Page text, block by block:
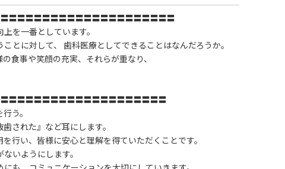
〓〓〓〓〓〓〓〓〓〓〓〓〓〓〓〓〓〓〓
を一番としています。
とに対して、 歯科医療としてできることはなんだろうか。
食事や笑顔の充実、それらが重なり、
〓〓〓〓〓〓〓〓〓〓〓〓〓〓〓〓〓〓
う。
された』など耳にします。
行い、皆様に安心と理解を得ていただくことです。
いようにします。